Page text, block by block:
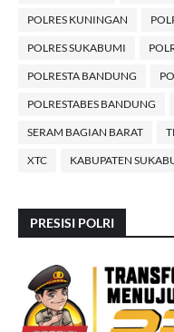
POLRES KUNINGAN
POLRES SUKABUMI
POLRESTA BANDUNG
POLRESTABES BANDUNG
SERAM BAGIAN BARAT
XTC KABUPATEN
PRESISI POLRI